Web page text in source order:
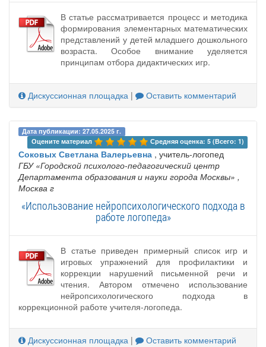
В статье рассматривается процесс и методика
формирования элементарных математических
представлений у детей младшего дошкольного
возраста. Особое внимание уделяется
принципам отбора дидактических игр.
Дискуссионная площадка | Оставить комментарий
Дата публикации: 27.05.2025 г.
Оцените материал
Средняя оценка: 5 (Всего: 1)
Соковых Светлана Валерьевна , учитель-логопед
ГБУ «Городской психолого-педагогический центр
Департамента образования и науки города Москвы» ,
Москва г
«Использование нейропсихологического подхода в
работе логопеда»
В статье приведен примерный список игр и
игровых упражнений для профилактики и
коррекции нарушений письменной речи и
чтения. Автором отмечено использование
нейропсихологического подхода в
коррекционной работе учителя-логопеда.
Дискуссионная площадка | Оставить комментарий